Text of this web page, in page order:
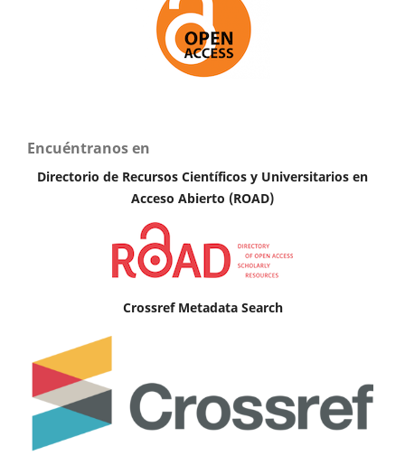
Encuéntranos en
Directorio de Recursos Científicos y Universitarios en
Acceso Abierto (ROAD)
Crossref Metadata Search